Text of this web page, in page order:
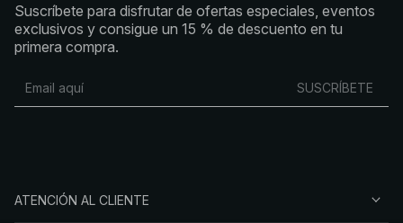
Suscríbete para disfrutar de ofertas especiales, eventos
exclusivos y consigue un 15 % de descuento en tu
primera compra.
SUSCRÍBETE
ATENCIÓN AL CLIENTE